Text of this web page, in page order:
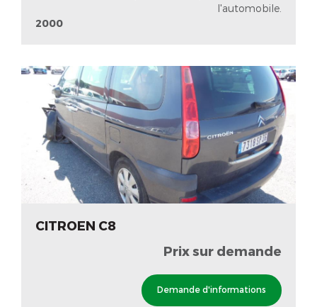
l'automobile.
2000
CITROEN C8
Prix sur demande
Demande d'informations